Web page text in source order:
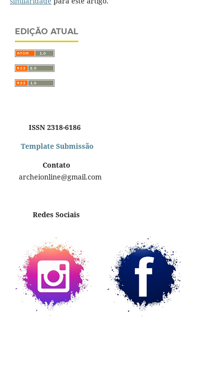
EDIÇÃO ATUAL
ISSN 2318-6186
Template Submissão
Contato
archeionline@gmail.com
Redes Sociais